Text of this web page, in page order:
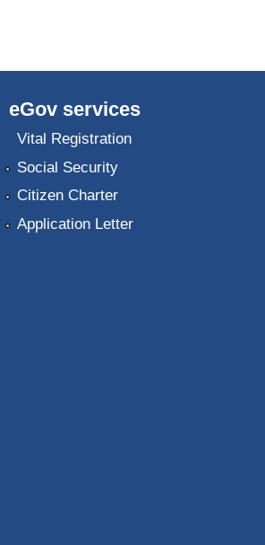
eGov services
Vital Registration
Social Security
Citizen Charter
Application Letter